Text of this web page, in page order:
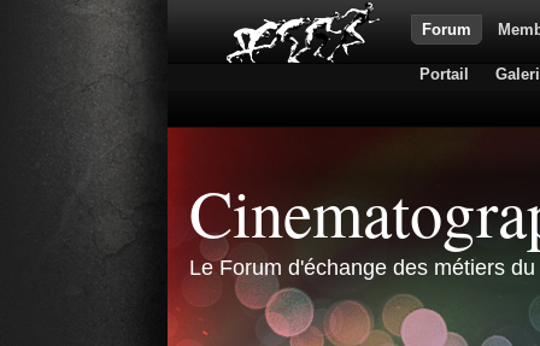
Forum
Portail
Le Forum d'échange des métiers